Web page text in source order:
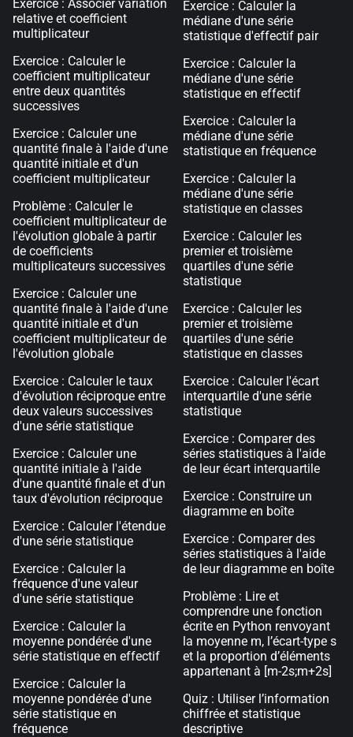
Exercice : Associer variation
relative et coefficient
multiplicateur
Exercice : Calculer le
coefficient multiplicateur
entre deux quantités
successives
Exercice : Calculer une
quantité finale à l'aide d'une
quantité initiale et d'un
coefficient multiplicateur
Problème : Calculer le
coefficient multiplicateur de
l'évolution globale à partir
de coefficients
multiplicateurs successives
Exercice : Calculer une
quantité finale à l'aide d'une
quantité initiale et d'un
coefficient multiplicateur de
l'évolution globale
Exercice : Calculer le taux
d'évolution réciproque entre
deux valeurs successives
d'une série statistique
Exercice : Calculer une
quantité initiale à l'aide
d'une quantité finale et d'un
taux d'évolution réciproque
Exercice : Calculer l'étendue
d'une série statistique
Exercice : Calculer la
fréquence d'une valeur
d'une série statistique
Exercice : Calculer la
moyenne pondérée d'une
série statistique en effectif
Exercice : Calculer la
moyenne pondérée d'une
série statistique en
fréquence
Exercice : Calculer la
médiane d'une série
statistique d'effectif pair
Exercice : Calculer la
médiane d'une série
statistique en effectif
Exercice : Calculer la
médiane d'une série
statistique en fréquence
Exercice : Calculer la
médiane d'une série
statistique en classes
Exercice : Calculer les
premier et troisième
quartiles d'une série
statistique
Exercice : Calculer les
premier et troisième
quartiles d'une série
statistique en classes
Exercice : Calculer l'écart
interquartile d'une série
statistique
Exercice : Comparer des
séries statistiques à l'aide
de leur écart interquartile
Exercice : Construire un
diagramme en boîte
Exercice : Comparer des
séries statistiques à l'aide
de leur diagramme en boîte
Problème : Lire et
comprendre une fonction
écrite en Python renvoyant
la moyenne m, l’écart-type s
et la proportion d’éléments
appartenant à [m-2s;m+2s]
Quiz : Utiliser l’information
chiffrée et statistique
descriptive